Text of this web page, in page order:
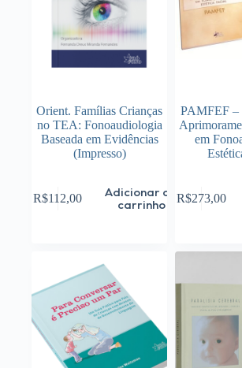
produto
Orient. Famílias Crianças
no TEA: Fonoaudiologia
Baseada em Evidências
(Impresso)
R$112,00
Adicionar ao
carrinho
PAMFEF –
em
R$273,00